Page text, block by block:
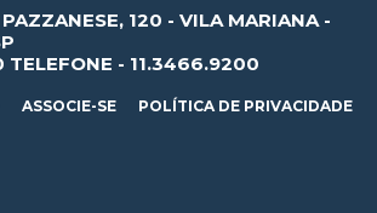
120 - VILA MARIANA -
TELEFONE - 11.3466.9200
ASSOCIE-SE POLÍTICA DE PRIVACIDADE